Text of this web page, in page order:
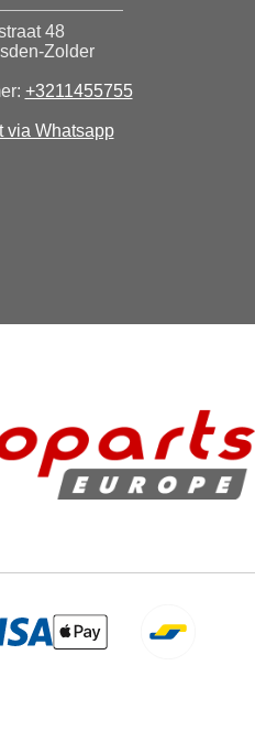
48
Zolder
+3211455755
via Whatsapp